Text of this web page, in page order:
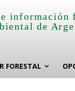
de
FORESTAL